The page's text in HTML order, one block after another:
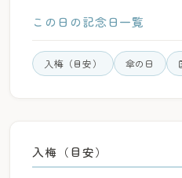
この日の記念日一覧
入梅（目安） 傘の日
入梅（目安）